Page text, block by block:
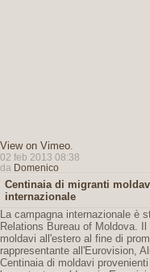
View on Vimeo.
02 feb 2013 08:38
da Domenico
Centinaia di migranti
internazionale
La campagna internazionale è
Relations Bureau of Moldova.
moldavi all'estero al fine di
rappresentante all'Eurovision,
Centinaia di moldavi